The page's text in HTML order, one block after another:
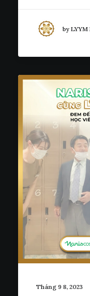
by LYYM
Tháng 9 8, 2023